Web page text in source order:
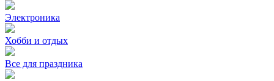
Электроника
Хобби и отдых
Все для праздника